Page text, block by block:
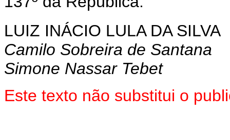
LUIZ INÁCIO LULA DA SILVA
Camilo Sobreira de Santana
Simone Nassar Tebet
Este texto não substitui o